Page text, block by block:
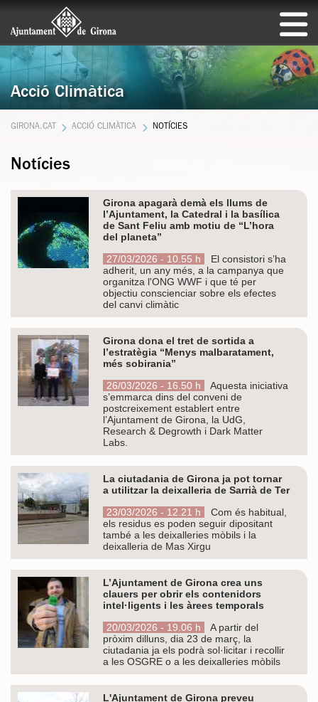
Acció Climàtica
GIRONA.CAT ACCIÓ CLIMÀTICA NOTÍCIES
Notícies
Girona apagarà demà els llums de
l’Ajuntament, la Catedral i la basílica
de Sant Feliu amb motiu de “L’hora
del planeta”
27/03/2026 - 10.55 h
El consistori s’ha
adherit, un any més, a la campanya que
organitza l'ONG WWF i que té per
objectiu conscienciar sobre els efectes
del canvi climàtic
Girona dona el tret de sortida a
l’estratègia “Menys malbaratament,
més sobirania”
26/03/2026 - 16.50 h
Aquesta iniciativa
s’emmarca dins del conveni de
postcreixement establert entre
l’Ajuntament de Girona, la UdG,
Research & Degrowth i Dark Matter
Labs.
La ciutadania de Girona ja pot tornar
a utilitzar la deixalleria de Sarrià de Ter
23/03/2026 - 12.21 h
Com és habitual,
els residus es poden seguir dipositant
també a les deixalleries mòbils i la
deixalleria de Mas Xirgu
L’Ajuntament de Girona crea uns
clauers per obrir els contenidors
intel·ligents i les àrees temporals
20/03/2026 - 19.06 h
A partir del
pròxim dilluns, dia 23 de març, la
ciutadania ja els podrà sol·licitar i recollir
a les OSGRE o a les deixalleries mòbils
L'Ajuntament de Girona preveu